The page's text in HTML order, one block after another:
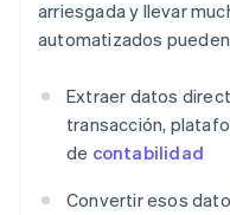
arriesgada y llevar
automatizados
Extraer datos
transacción,
de contabilidad
Convertir esos